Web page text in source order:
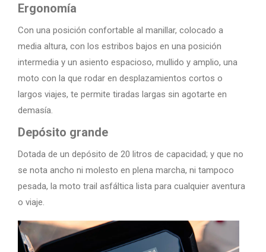
Ergonomía
Con una posición confortable al manillar, colocado a
media altura, con los estribos bajos en una posición
intermedia y un asiento espacioso, mullido y amplio, una
moto con la que rodar en desplazamientos cortos o
largos viajes, te permite tiradas largas sin agotarte en
demasía.
Depósito grande
Dotada de un depósito de 20 litros de capacidad; y que no
se nota ancho ni molesto en plena marcha, ni tampoco
pesada, la moto trail asfáltica lista para cualquier aventura
o viaje.